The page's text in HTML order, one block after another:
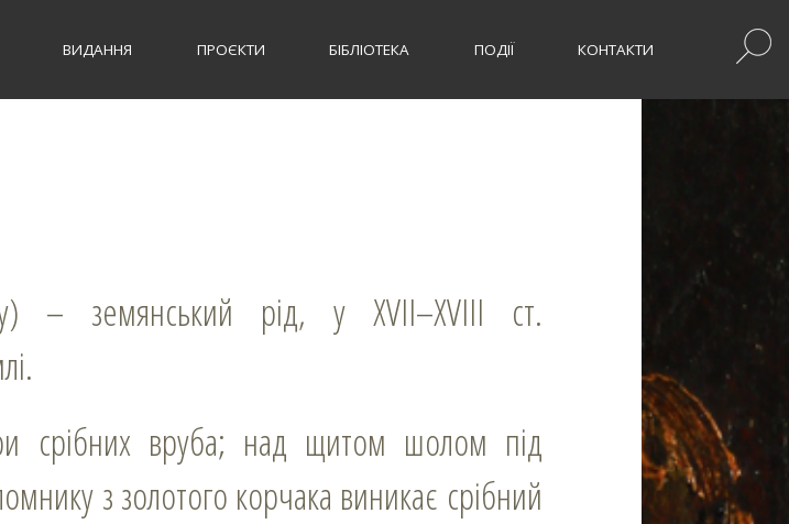
ВИДАННЯ ПРОЄКТИ БІБЛІОТЕКА ПОДІЇ КОНТАКТИ
з золотого корчака виникає срібний